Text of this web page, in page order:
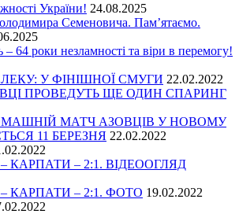
України! 24.08.2025
Семеновича. Пам’ятаємо.
64 роки незламності та віри в перемогу!
У ФІНІШНОЇ СМУГИ 22.02.2022
ПРОВЕДУТЬ ЩЕ ОДИН СПАРИНГ
МАТЧ АЗОВЦІВ У НОВОМУ
11 БЕРЕЗНЯ 22.02.2022
КАРПАТИ – 2:1. ВІДЕООГЛЯД
КАРПАТИ – 2:1. ФОТО 19.02.2022